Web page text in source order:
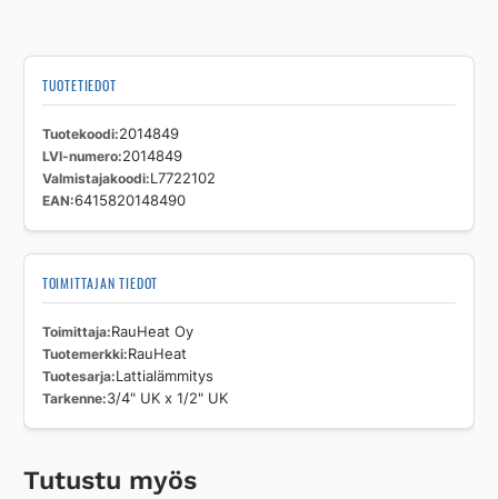
TUOTETIEDOT
Tuotekoodi 2014849
LVI-numero 2014849
Valmistajakoodi L7722102
EAN 6415820148490
TOIMITTAJAN TIEDOT
Toimittaja RauHeat Oy
Tuotemerkki RauHeat
Tuotesarja Lattialämmitys
Tarkenne 3/4" UK x 1/2" UK
Tutustu myös